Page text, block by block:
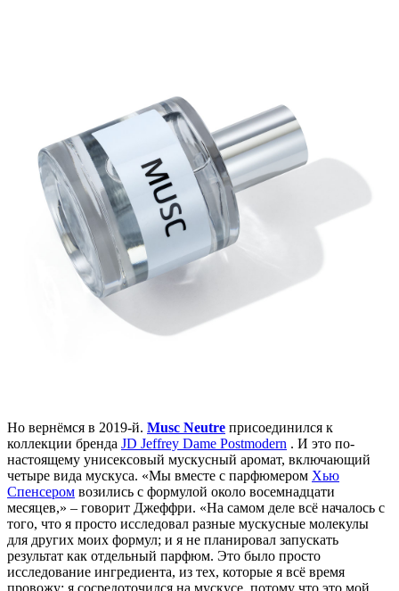
Но вернёмся в 2019-й. Musc Neutre присоединился к
коллекции бренда JD Jeffrey Dame Postmodern . И это по-
настоящему унисексовый мускусный аромат, включающий
четыре вида мускуса. «Мы вместе с парфюмером Хью
Спенсером возились с формулой около восемнадцати
месяцев,» – говорит Джеффри. «На самом деле всё началось с
того, что я просто исследовал разные мускусные молекулы
для других моих формул; и я не планировал запускать
результат как отдельный парфюм. Это было просто
исследование ингредиента, из тех, которые я всё время